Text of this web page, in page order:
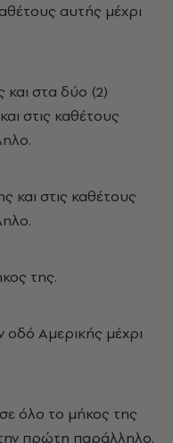
αυτής μέχρι
και στα δύο (2)
στις καθέτους
και στις καθέτους
της.
οδό Αμερικής μέχρι
όλο το μήκος της
πρώτη παράλληλο.